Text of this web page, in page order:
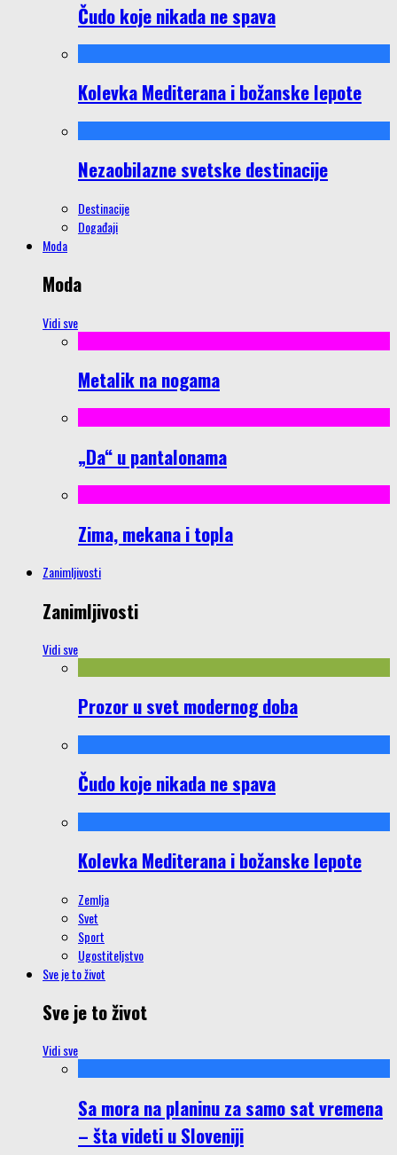
Čudo koje nikada ne spava
Kolevka Mediterana i božanske lepote
Nezaobilazne svetske destinacije
Destinacije
Događaji
Moda
Moda
Vidi sve
Metalik na nogama
„Da“ u pantalonama
Zima, mekana i topla
Zanimljivosti
Zanimljivosti
Vidi sve
Prozor u svet modernog doba
Čudo koje nikada ne spava
Kolevka Mediterana i božanske lepote
Zemlja
Svet
Sport
Ugostiteljstvo
Sve je to život
Sve je to život
Vidi sve
Sa mora na planinu za samo sat vremena
– šta videti u Sloveniji